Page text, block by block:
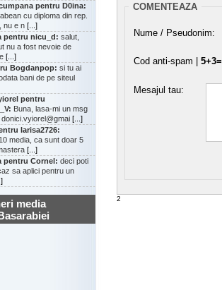
pentru D0ina:
cu diploma din rep.
nu e n [...]
pentru nicu_d: salut,
nu a fost nevoie de
[...]
Bogdanpop: si tu ai
bani de pe siteul
pentru
Buna, lasa-mi un msg
[...]
larisa2726:
media, ca sunt doar 5
[...]
pentru Cornel: deci poti
sa aplici pentru un
media
COMENTEAZA
Nume / Pseudonim:
Cod anti-spam | 5+3=
Mesajul tau:
2